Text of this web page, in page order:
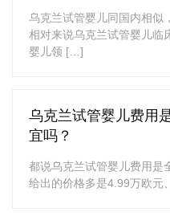
乌克兰试管婴儿同国内相似
相对来说乌克兰试管婴儿临
婴儿领 […]
乌克兰试管婴儿费用
宜吗？
都说乌克兰试管婴儿费用是
给出的价格多是4.99万欧